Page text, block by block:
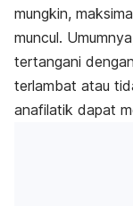
mungkin,
muncul.
tertangani
terlambat atau
anafilatik dapat